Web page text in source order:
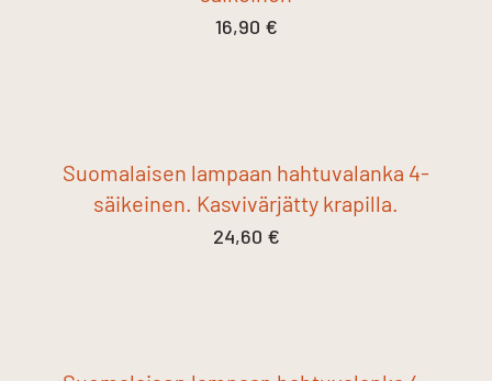
16,90 €
Suomalaisen lampaan hahtuvalanka 4-
säikeinen. Kasvivärjätty krapilla.
24,60 €